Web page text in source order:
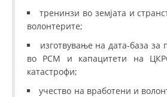
тренинзи во земјата и
волонтерите;
изготвување на дата-база за
во РСМ и капацитети на
катастрофи;
учество на вработени и